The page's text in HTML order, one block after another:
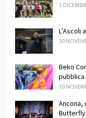
1
L’Ascoli
30
Beko
pubblica
30
Ancona,
Butterfly